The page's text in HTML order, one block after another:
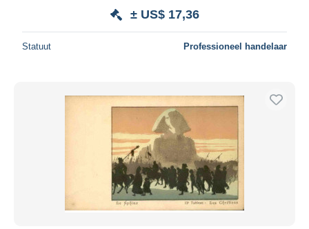
± US$ 17,36
Statuut Professioneel handelaar